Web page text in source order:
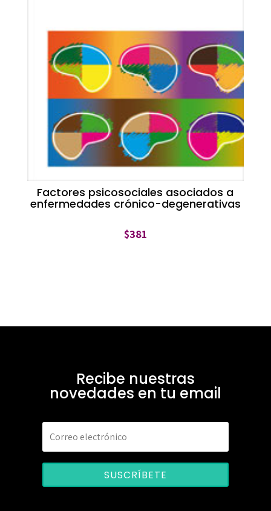
Factores psicosociales asociados a
enfermedades crónico-degenerativas
$381
Recibe nuestras
novedades en tu email
SUSCRÍBETE